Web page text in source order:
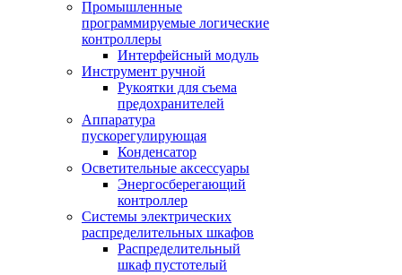
Промышленные
программируемые логические
контроллеры
Интерфейсный модуль
Инструмент ручной
Рукоятки для съема
предохранителей
Аппаратура
пускорегулирующая
Конденсатор
Осветительные аксессуары
Энергосберегающий
контроллер
Системы электрических
распределительных шкафов
Распределительный
шкаф пустотелый